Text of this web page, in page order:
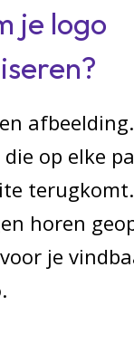
je logo
op elke
terugkomt.
horen
je